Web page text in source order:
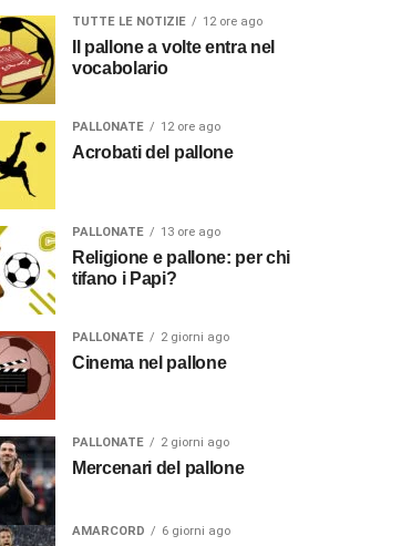
TUTTE LE NOTIZIE 12 ore ago
Il pallone a volte entra nel
vocabolario
PALLONATE 12 ore ago
Acrobati del pallone
PALLONATE 13 ore ago
Religione e pallone: per chi
tifano i Papi?
PALLONATE 2 giorni ago
Cinema nel pallone
PALLONATE 2 giorni ago
Mercenari del pallone
AMARCORD 6 giorni ago